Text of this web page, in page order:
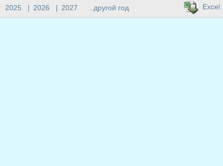
2025 | 2026 | 2027 ..другой год Excel